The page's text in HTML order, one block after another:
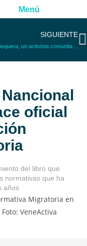
Menú
SIGUIENTE
oficial
del libro que
normativas que ha
años